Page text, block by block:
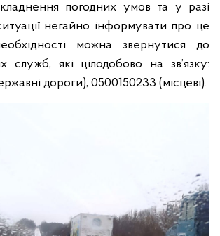
погодних умов та у разі
негайно інформувати про це
можна звернутися до
служб, які цілодобово на зв’язку:
дороги), 0500150233 (місцеві).